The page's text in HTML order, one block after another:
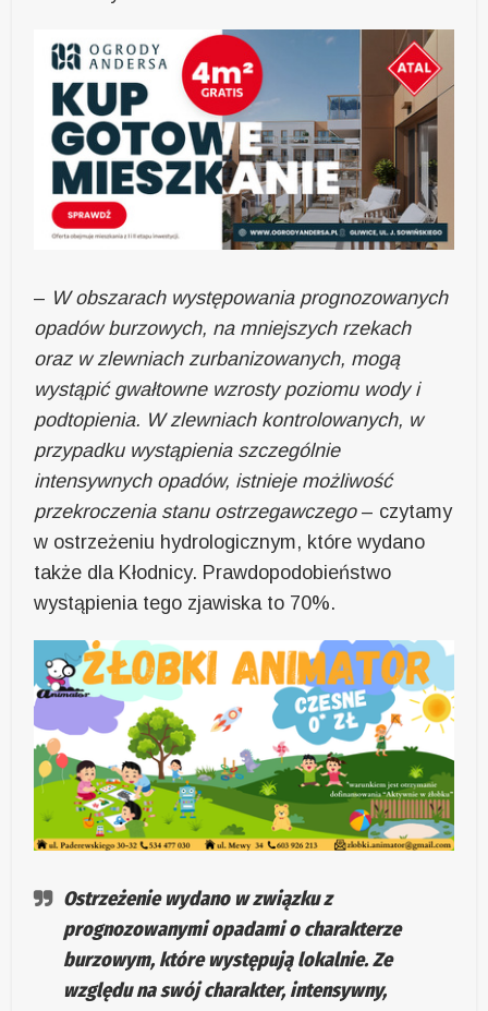
– W obszarach występowania prognozowanych
opadów burzowych, na mniejszych rzekach
oraz w zlewniach zurbanizowanych, mogą
wystąpić gwałtowne wzrosty poziomu wody i
podtopienia. W zlewniach kontrolowanych, w
przypadku wystąpienia szczególnie
intensywnych opadów, istnieje możliwość
przekroczenia stanu ostrzegawczego– czytamy
w ostrzeżeniu hydrologicznym, które wydano
także dla Kłodnicy. Prawdopodobieństwo
wystąpienia tego zjawiska to 70%.
Ostrzeżenie wydano w związku z
prognozowanymi opadami o charakterze
burzowym, które występują lokalnie. Ze
względu na swój charakter, intensywny,